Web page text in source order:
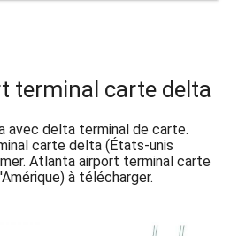
terminal carte delta
avec delta terminal de carte.
carte delta (États-unis
Atlanta airport terminal carte
à télécharger.